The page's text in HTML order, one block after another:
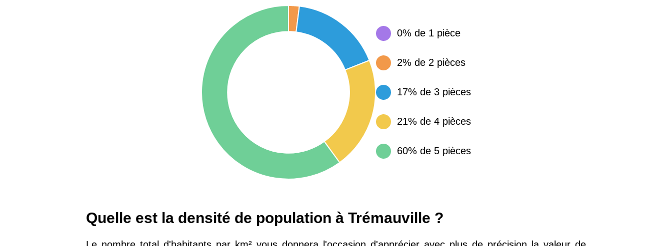
12 687 €
12 145 €
3 018 € 14 €
2 917 € 14 €
0% de 1 pièce
2% de 2 pièces
17% de 3 pièces
21% de 4 pièces
60% de 5 pièces
Quelle est la densité de population à Trémauville ?